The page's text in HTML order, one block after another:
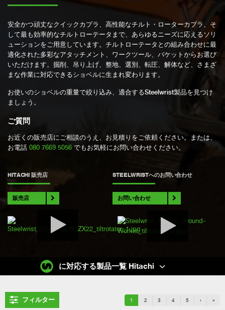
安全かつ頑丈なクイックカプラ、高性能なチルト・ローターカプラ、そ
して最も効率的なチルトローテータまで、あらゆるニーズに応えるソリ
ューションをご用意しています。チルトローテータとの組み合わせに最
適化された多彩なアタッチメント、ワークツール、バケットからお選び
いただけます。掘削、吊り上げ、整地、選別、転圧、解体など、さまざ
まな作業に対応できるショベルに生まれ変わります。
お使いのショベルの重量で絞り込み、適合するSteelwrist製品を見つけ
ましょう。
ご質問
お近くの販売店にご相談のうえ、お見積りをご依頼ください。または、
お電話 080 7669 5056 でもお気軽にお問い合わせください。
HITACHI 販売店
販売店
STEELWRISTへのお問い合わせ
お問い合わせ
フィルター 1 2 3 4 5 › »
に対応する製品一覧 Hitachi